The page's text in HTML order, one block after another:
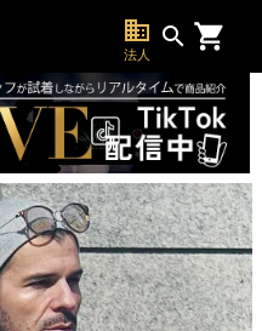
business
法人
search